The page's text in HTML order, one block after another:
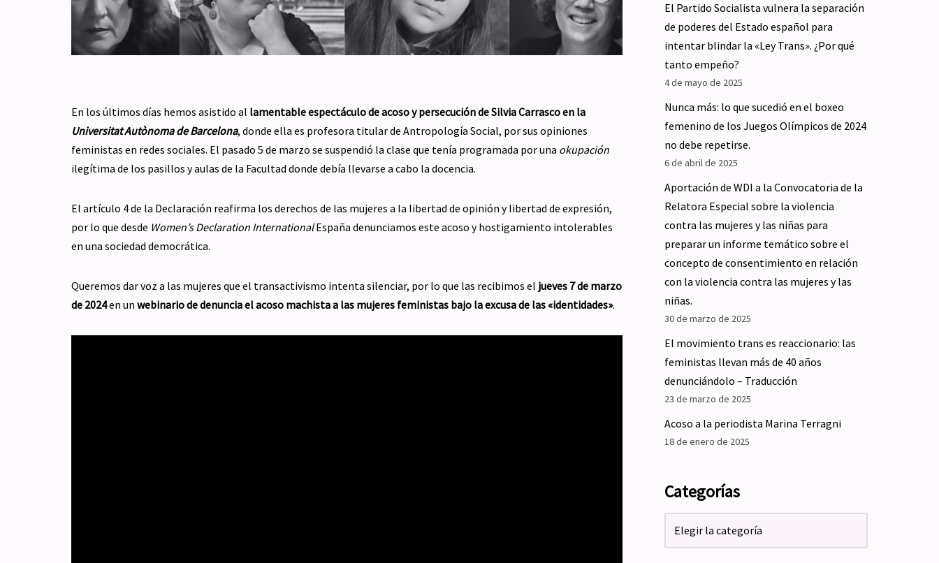
En los últimos días hemos asistido al lamentable espectáculo de acoso y persecución de Silvia Carrasco en la
Universitat Autònoma de Barcelona, donde ella es profesora titular de Antropología Social, por sus opiniones
feministas en redes sociales. El pasado 5 de marzo se suspendió la clase que tenía programada por una okupación
ilegítima de los pasillos y aulas de la Facultad donde debía llevarse a cabo la docencia.
El artículo 4 de la Declaración reafirma los derechos de las mujeres a la libertad de opinión y libertad de expresión,
por lo que desde Women’s Declaration InternationalEspaña denunciamos este acoso y hostigamiento intolerables
en una sociedad democrática.
Queremos dar voz a las mujeres que el transactivismo intenta silenciar, por lo que las recibimos el jueves 7 de marzo
de 2024en un webinario de denuncia el acoso machista a las mujeres feministas bajo la excusa de las «identidades».
El Partido Socialista vulnera la separación
de poderes del Estado español para
intentar blindar la «Ley Trans». ¿Por qué
tanto empeño?
4 de mayo de 2025
Nunca más: lo que sucedió en el boxeo
femenino de los Juegos Olímpicos de 2024
no debe repetirse.
6 de abril de 2025
Aportación de WDI a la Convocatoria de la
Relatora Especial sobre la violencia
contra las mujeres y las niñas para
preparar un informe temático sobre el
concepto de consentimiento en relación
con la violencia contra las mujeres y las
niñas.
30 de marzo de 2025
El movimiento trans es reaccionario: las
feministas llevan más de 40 años
denunciándolo – Traducción
23 de marzo de 2025
Acoso a la periodista Marina Terragni
18 de enero de 2025
Categorías